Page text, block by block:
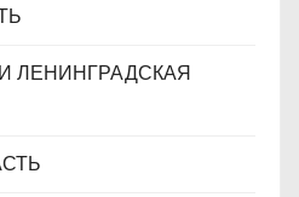
ЛЕНИНГРАДСКАЯ